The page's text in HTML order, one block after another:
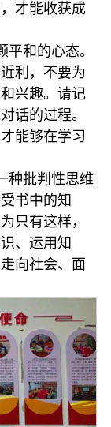
才能收获成
和的心态。
利，不要为
兴趣。请记
话的过程。
能够在学习
种批判性思维
书中的知
只有这样，
、运用知
向社会、面